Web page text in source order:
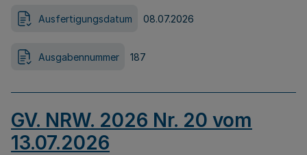
Ausfertigungsdatum 08.07.2026
Ausgabennummer 187
GV. NRW. 2026 Nr. 20 vom
13.07.2026